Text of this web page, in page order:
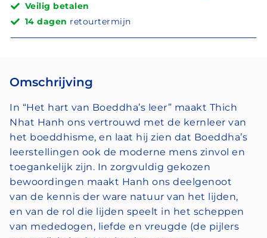
Veilig betalen
14 dagen retourtermijn
Omschrijving
In “Het hart van Boeddha’s leer” maakt Thich
Nhat Hanh ons vertrouwd met de kernleer van
het boeddhisme, en laat hij zien dat Boeddha’s
leerstellingen ook de moderne mens zinvol en
toegankelijk zijn. In zorgvuldig gekozen
bewoordingen maakt Hanh ons deelgenoot
van de kennis der ware natuur van het lijden,
en van de rol die lijden speelt in het scheppen
van mededogen, liefde en vreugde (de pijlers